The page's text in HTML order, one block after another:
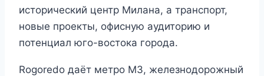
исторический центр Милана, а транспорт,
новые проекты, офисную аудиторию и
потенциал юго-востока города.
Rogoredo даёт метро M3, железнодорожный